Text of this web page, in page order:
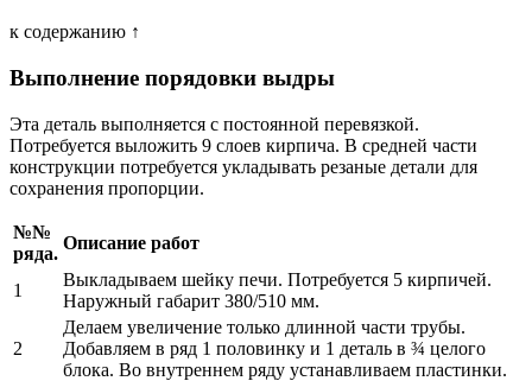
к содержанию ↑
Выполнение порядовки выдры
Эта деталь выполняется с постоянной перевязкой.
Потребуется выложить 9 слоев кирпича. В средней части
конструкции потребуется укладывать резаные детали для
сохранения пропорции.
№№
ряда.
Описание работ
1
Выкладываем шейку печи. Потребуется 5 кирпичей.
Наружный габарит 380/510 мм.
2
Делаем увеличение только длинной части трубы.
Добавляем в ряд 1 половинку и 1 деталь в ¾ целого
блока. Во внутреннем ряду устанавливаем пластинки.